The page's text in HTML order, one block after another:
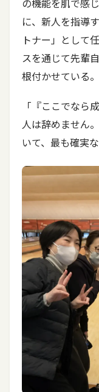
の機能を肌で感
に、新人を指導
トナー」として
スを通じて先輩
根付かせている。
「『ここでなら
人は辞めません
いて、最も確実